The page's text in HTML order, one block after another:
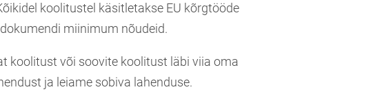
koolitustel käsitletakse EU kõrgtööde
miinimum nõudeid.
koolitust või soovite koolitust läbi viia oma
ja leiame sobiva lahenduse.